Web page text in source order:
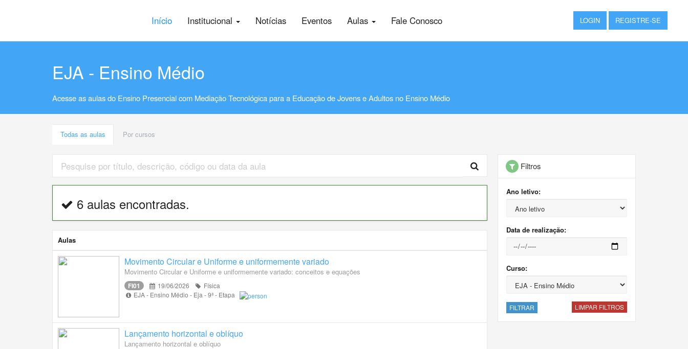
Início Institucional Notícias Eventos Aulas Fale Conosco LOGIN REGISTRE-SE
EJA - Ensino Médio
Acesse as aulas do Ensino Presencial com Mediação Tecnológica para a Educação de Jovens e Adultos no Ensino Médio
Todas as aulas Por cursos
6 aulas encontradas.
Aulas
Movimento Circular e Uniforme e uniformemente variado
Movimento Circular e Uniforme e uniformemente variado: conceitos e equações
FI01 19/06/2026
Física
EJA - Ensino Médio - Eja - 9ª - Etapa
Lançamento horizontal e oblíquo
Lançamento horizontal e oblíquo
Filtros
Ano letivo:
Data de realização:
Curso:
FILTRAR LIMPAR FILTROS